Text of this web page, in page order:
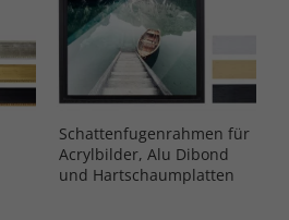
Schattenfugenrahmen für
Acrylbilder, Alu Dibond
und Hartschaumplatten